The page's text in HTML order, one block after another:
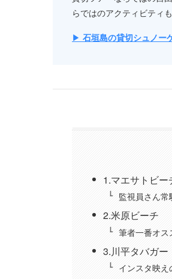
らではのアクティビティ
▶ 石垣島の貸切シュノー
1.マエサトビー
監視員さん
2.米原ビーチ
筆者一番オス
3.川平タバガー
インスタ映